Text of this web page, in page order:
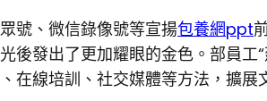
號、微信錄像號等宣揚包養網ppt
發出了更加耀眼的金色。部員工
線培訓、社交媒體等方法，擴展